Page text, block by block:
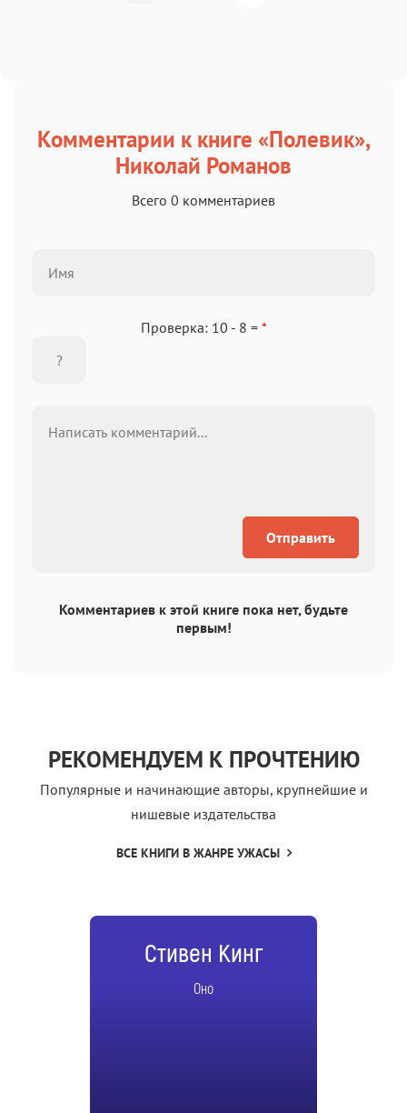
Комментарии к книге «Полевик»,
Николай Романов
Всего 0 комментариев
Проверка: 10 - 8 = *
Отправить
Комментариев к этой книге пока нет, будьте
первым!
РЕКОМЕНДУЕМ К ПРОЧТЕНИЮ
Популярные и начинающие авторы, крупнейшие и
нишевые издательства
ВСЕ КНИГИ В ЖАНРЕ УЖАСЫ
Стивен Кинг
Оно